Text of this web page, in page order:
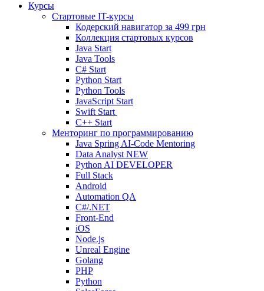
Курсы
Стартовые IT-курсы
Кодерский навигатор за 499 грн
Коллекция стартовых курсов
Java Start
Java Tools
C# Start
Python Start
Python Tools
JavaScript Start
Swift Start
C++ Start
Менторинг по программированию
Java Spring AI-Code Mentoring
Data Analyst NEW
Python AI DEVELOPER
Full Stack
Android
Automation QA
C#/.NET
Front-End
iOS
Node.js
Unreal Engine
Golang
PHP
Python